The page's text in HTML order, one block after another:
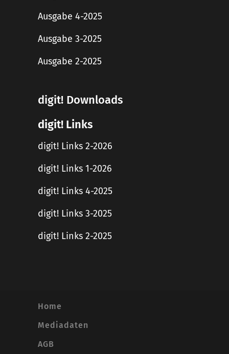
Ausgabe 4-2025
Ausgabe 3-2025
Ausgabe 2-2025
digit! Downloads
digit! Links
digit! Links 2-2026
digit! Links 1-2026
digit! Links 4-2025
digit! Links 3-2025
digit! Links 2-2025
Home
Mediadaten
AGB